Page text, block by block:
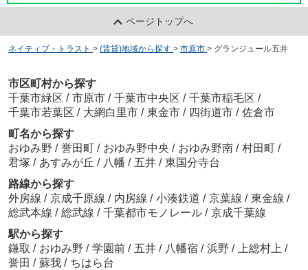
ページトップへ
ネイティブ・トラスト > (賃貸)地域から探す > 市原市 > グランジュール五井
市区町村から探す
千葉市緑区 / 市原市 / 千葉市中央区 / 千葉市稲毛区 /
千葉市若葉区 / 大網白里市 / 東金市 / 四街道市 / 佐倉市
町名から探す
おゆみ野 / 誉田町 / おゆみ野中央 / おゆみ野南 / 村田町 /
君塚 / あすみが丘 / 八幡 / 五井 / 東国分寺台
路線から探す
外房線 / 京成千原線 / 内房線 / 小湊鉄道 / 京葉線 / 東金線 /
総武本線 / 総武線 / 千葉都市モノレール / 京成千葉線
駅から探す
鎌取 / おゆみ野 / 学園前 / 五井 / 八幡宿 / 浜野 / 上総村上 /
誉田 / 蘇我 / ちはら台